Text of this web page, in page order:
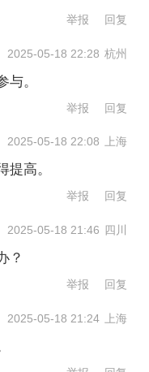
护险事业部部
示，徐州地区
左右，工作环
是年轻人不愿
。
难、用人难是
，全公司只有
在50岁以下，
，还有近20%
举报 回复
2025-05-18 22:28 杭州
与。
举报 回复
2025-05-18 22:08 上海
提高。
举报 回复
2025-05-18 21:46 四川
？
举报 回复
2025-05-18 21:24 上海